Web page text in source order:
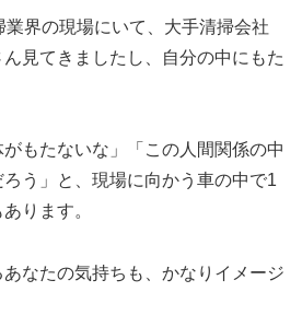
界の現場にいて、大手清掃会社
見てきましたし、自分の中にもた
がもたないな」「この人間関係の中
う」と、現場に向かう車の中で1
ります。
なたの気持ちも、かなりイメージ